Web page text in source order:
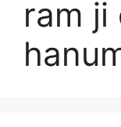
ram ji